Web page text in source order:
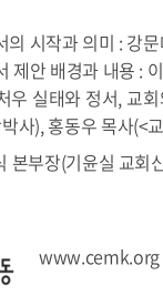
시작과 의미 : 강
제안 배경과 내용 :
실태와 정서, 교
사), 홍동우 목사(<
본부장(기윤실 교회
www.cemk.org